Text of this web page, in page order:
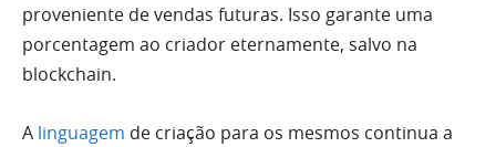
proveniente de vendas futuras. Isso garante uma
porcentagem ao criador eternamente, salvo na
blockchain.
A linguagem de criação para os mesmos continua a